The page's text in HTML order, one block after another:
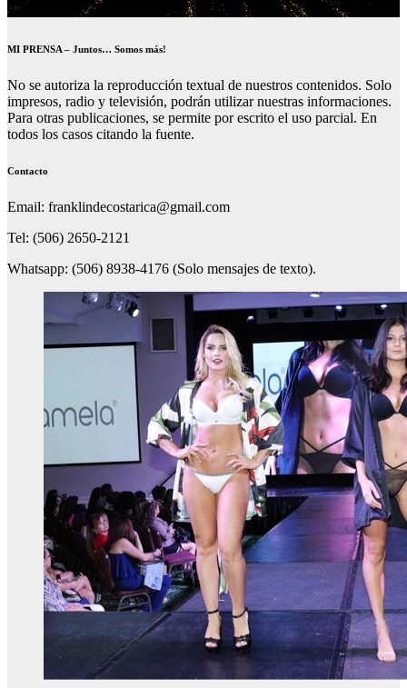
MI PRENSA – Juntos… Somos más!
No se autoriza la reproducción textual de nuestros contenidos. Solo
impresos, radio y televisión, podrán utilizar nuestras informaciones.
Para otras publicaciones, se permite por escrito el uso parcial. En
todos los casos citando la fuente.
Contacto
Email: franklindecostarica@gmail.com
Tel: (506) 2650-2121
Whatsapp: (506) 8938-4176 (Solo mensajes de texto).